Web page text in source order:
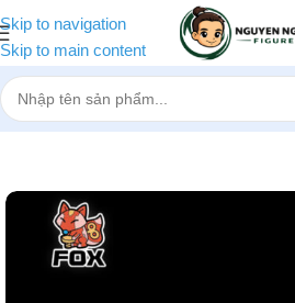
Skip to navigation
Skip to main content
Trang chủ»Cửa hàng»[Pre-order] Mô